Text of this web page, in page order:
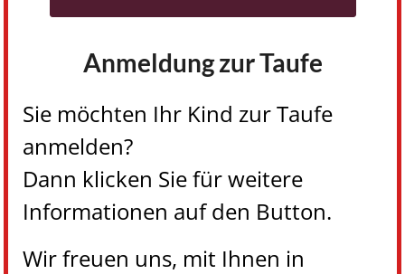
Anmeldung zur Taufe
Sie möchten Ihr Kind zur Taufe
anmelden?
Dann klicken Sie für weitere
Informationen auf den Button.
Wir freuen uns, mit Ihnen in